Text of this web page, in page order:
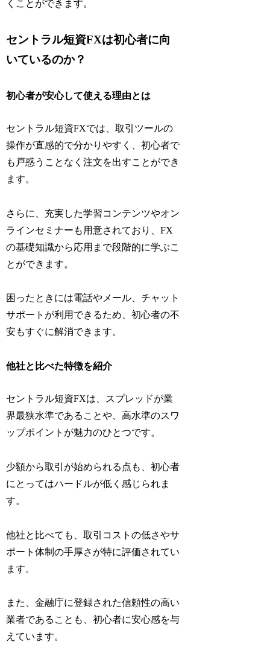
くことができます。
セントラル短資FXは初心者に向
いているのか？
初心者が安心して使える理由とは
セントラル短資FXでは、取引ツールの
操作が直感的で分かりやすく、初心者で
も戸惑うことなく注文を出すことができ
ます。
さらに、充実した学習コンテンツやオン
ラインセミナーも用意されており、FX
の基礎知識から応用まで段階的に学ぶこ
とができます。
困ったときには電話やメール、チャット
サポートが利用できるため、初心者の不
安もすぐに解消できます。
他社と比べた特徴を紹介
セントラル短資FXは、スプレッドが業
界最狭水準であることや、高水準のスワ
ップポイントが魅力のひとつです。
少額から取引が始められる点も、初心者
にとってはハードルが低く感じられま
す。
他社と比べても、取引コストの低さやサ
ポート体制の手厚さが特に評価されてい
ます。
また、金融庁に登録された信頼性の高い
業者であることも、初心者に安心感を与
えています。